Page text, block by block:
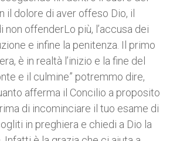
il dolore di aver offeso Dio, il
non offenderLo più, l’accusa dei
e infine la penitenza. Il primo
è in realtà l’inizio e la fine del
e il culmine” potremmo dire,
afferma il Concilio a proposito
di incominciare il tuo esame di
in preghiera e chiedi a Dio la